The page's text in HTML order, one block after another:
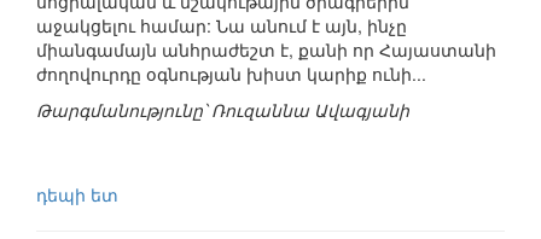
աջակցելու համար: Նա անում է այն, ինչը
միանգամայն անհրաժեշտ է, քանի որ Հայաստանի
ժողովուրդը օգնության խիստ կարիք ունի...
Թարգմանությունը՝ Ռուզաննա Ավագյանի
դեպի ետ